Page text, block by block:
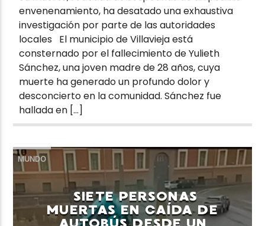
envenenamiento, ha desatado una exhaustiva
investigación por parte de las autoridades
locales El municipio de Villavieja está
consternado por el fallecimiento de Yulieth
Sánchez, una joven madre de 28 años, cuya
muerte ha generado un profundo dolor y
desconcierto en la comunidad. Sánchez fue
hallada en […]
MUNDO
SIETE PERSONAS
MUERTAS EN CAÍDA DE